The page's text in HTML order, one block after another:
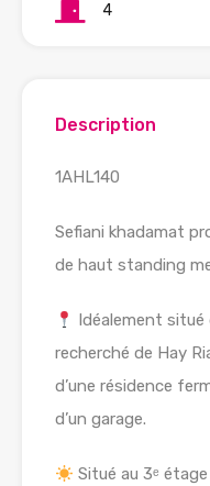
4
Description
1AHL140
Sefiani khadamat
de haut standing
Idéalement
recherché de Hay
d’une résidence
d’un garage.
Situé au 3ᵉ